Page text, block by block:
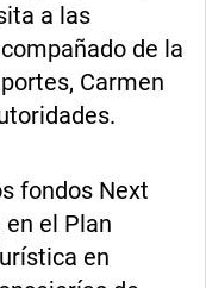
a las
de la
Carmen
fondos Next
el Plan
en